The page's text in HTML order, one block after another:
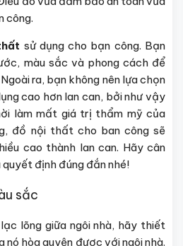
công.
sử dụng cho bạn công. Bạn
màu sắc và phong cách để
ra, bạn không nên lựa chọn
cao hơn lan can, bởi như vậy
làm mất giá trị thẩm mỹ của
đồ nội thất cho ban công sẽ
cao thành lan can. Hãy cân
định đúng đắn nhé!
sắc
lõng giữa ngôi nhà, hãy thiết
nó hòa quyện được với ngôi nhà.